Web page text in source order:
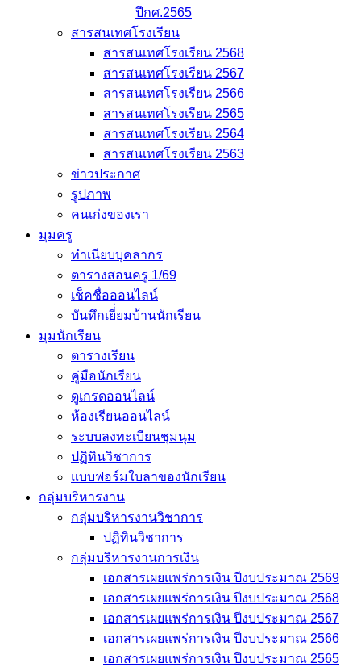
ปีกศ.2565
สารสนเทศโรงเรียน
สารสนเทศโรงเรียน 2568
สารสนเทศโรงเรียน 2567
สารสนเทศโรงเรียน 2566
สารสนเทศโรงเรียน 2565
สารสนเทศโรงเรียน 2564
สารสนเทศโรงเรียน 2563
ข่าวประกาศ
รูปภาพ
คนเก่งของเรา
มุมครู
ทำเนียบบุคลากร
ตารางสอนครู 1/69
เช็คชื่อออนไลน์
บันทึกเยี่่ยมบ้านนักเรียน
มุมนักเรียน
ตารางเรียน
คู่มือนักเรียน
ดูเกรดออนไลน์
ห้องเรียนออนไลน์
ระบบลงทะเบียนชุมนุม
ปฏิทินวิชาการ
แบบฟอร์มใบลาของนักเรียน
กลุ่มบริหารงาน
กลุ่มบริหารงานวิชาการ
ปฏิทินวิชาการ
กลุ่มบริหารงานการเงิน
เอกสารเผยแพร่การเงิน ปีงบประมาณ 2569
เอกสารเผยแพร่การเงิน ปีงบประมาณ 2568
เอกสารเผยแพร่การเงิน ปีงบประมาณ 2567
เอกสารเผยแพร่การเงิน ปีงบประมาณ 2566
เอกสารเผยแพร่การเงิน ปีงบประมาณ 2565